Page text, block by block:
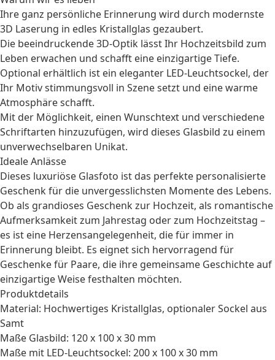
Ihre ganz persönliche Erinnerung wird durch modernste
3D Laserung in edles Kristallglas gezaubert.
Die beeindruckende 3D-Optik lässt Ihr Hochzeitsbild zum
Leben erwachen und schafft eine einzigartige Tiefe.
Optional erhältlich ist ein eleganter LED-Leuchtsockel, der
Ihr Motiv stimmungsvoll in Szene setzt und eine warme
Atmosphäre schafft.
Mit der Möglichkeit, einen Wunschtext und verschiedene
Schriftarten hinzuzufügen, wird dieses Glasbild zu einem
unverwechselbaren Unikat.
Ideale Anlässe
Dieses luxuriöse Glasfoto ist das perfekte personalisierte
Geschenkfür die unvergesslichsten Momente des Lebens.
Ob als grandioses Geschenk zur Hochzeit, als romantische
Aufmerksamkeit zum Jahrestag oder zum Hochzeitstag –
es ist eine Herzensangelegenheit, die für immer in
Erinnerung bleibt. Es eignet sich hervorragend für
Geschenke für Paare, die ihre gemeinsame Geschichte auf
einzigartige Weise festhalten möchten.
Produktdetails
Material: Hochwertiges Kristallglas, optionaler Sockel aus
Samt
Maße Glasbild: 120 x 100 x 30 mm
Maße mit LED-Leuchtsockel: 200 x 100 x 30 mm